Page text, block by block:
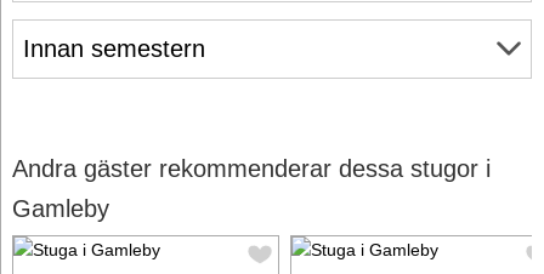
Innan semestern
Andra gäster rekommenderar dessa stugor i
Gamleby